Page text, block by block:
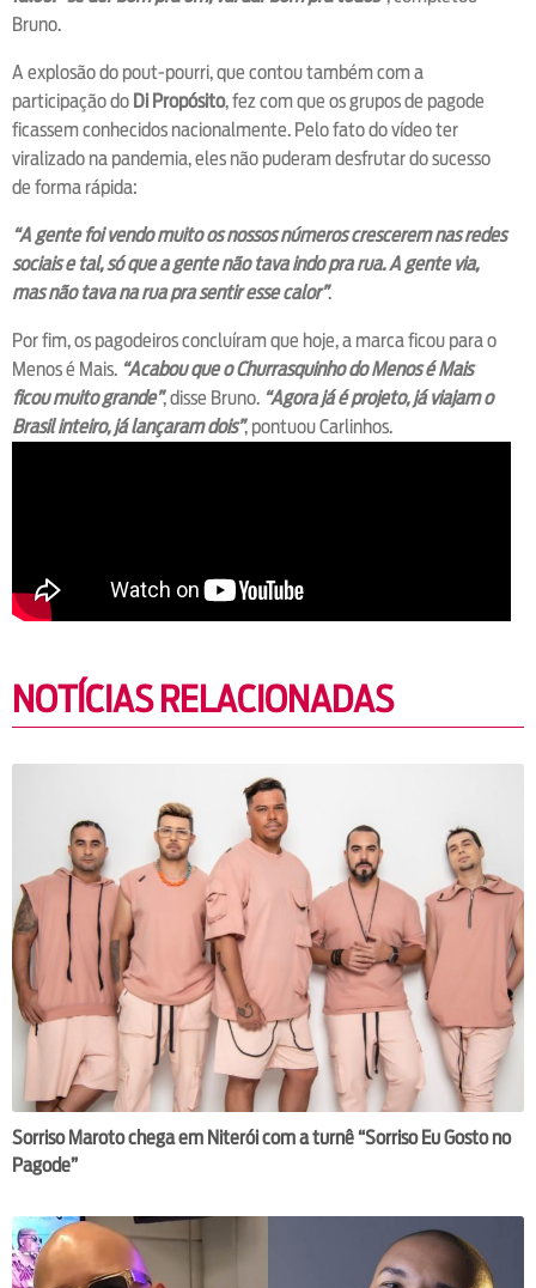
Bruno.
A explosão do pout-pourri, que contou também com a
participação do Di Propósito, fez com que os grupos de pagode
ficassem conhecidos nacionalmente. Pelo fato do vídeo ter
viralizado na pandemia, eles não puderam desfrutar do sucesso
de forma rápida:
“A gente foi vendo muito os nossos números crescerem nas redes
sociais e tal, só que a gente não tava indo pra rua. A gente via,
mas não tava na rua pra sentir esse calor”.
Por fim, os pagodeiros concluíram que hoje, a marca ficou para o
Menos é Mais. “Acabou que o Churrasquinho do Menos é Mais
ficou muito grande”, disse Bruno. “Agora já é projeto, já viajam o
Brasil inteiro, já lançaram dois”, pontuou Carlinhos.
NOTÍCIAS RELACIONADAS
Sorriso Maroto chega em Niterói com a turnê “Sorriso Eu Gosto no
Pagode”